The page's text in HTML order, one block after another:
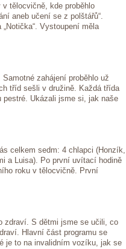
tělocvičně, kde proběhlo
aneb učení se z polštářů“.
Vystoupení měla
zahájení proběhlo už
tříd sešli v družině. Každá třída
Ukázali jsme si, jak naše
celkem sedm: 4 chlapci (Honzík,
a Luisa). Po první uvítací hodině
roku v tělocvičně. První
zdraví. S dětmi jsme se učili, co
Hlavní část programu se
je to na invalidním vozíku, jak se